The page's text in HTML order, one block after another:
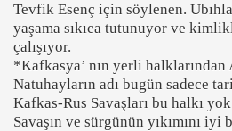
Tevfik Esenç için söylenen.
yaşama sıkıca tutunuyor ve
çalışıyor.
*Kafkasya’ nın yerli
Natuhayların adı bugün sadece
Kafkas-Rus Savaşları bu halkı
Savaşın ve sürgünün yıkımını iyi